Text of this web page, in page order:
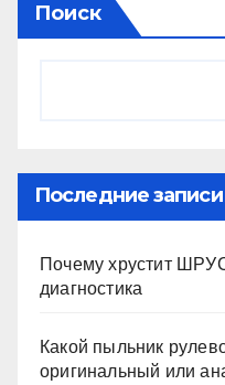
Поиск
Последние записи
Почему хрустит
диагностика
Какой пыльник
оригинальный или